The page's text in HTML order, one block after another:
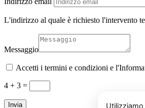
L'indirizzo al quale è richiesto l'intervento
Messaggio
Accetti i termini e condizioni e
4 + 3 =
Invia